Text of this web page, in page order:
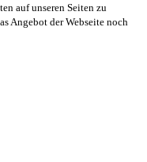
auf unseren Seiten zu
Angebot der Webseite noch